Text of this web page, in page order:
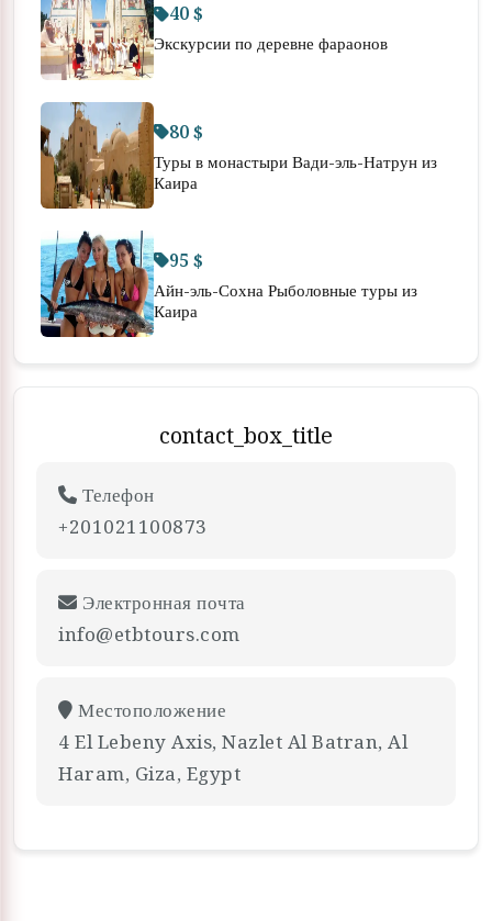
40 $
Экскурсии по деревне фараонов
80 $
Туры в монастыри Вади-эль-Натрун из
Каира
95 $
Айн-эль-Сохна Рыболовные туры из
Каира
contact_box_title
Телефон
+201021100873
Электронная почта
info@etbtours.com
Местоположение
4 El Lebeny Axis, Nazlet Al Batran, Al
Haram, Giza, Egypt